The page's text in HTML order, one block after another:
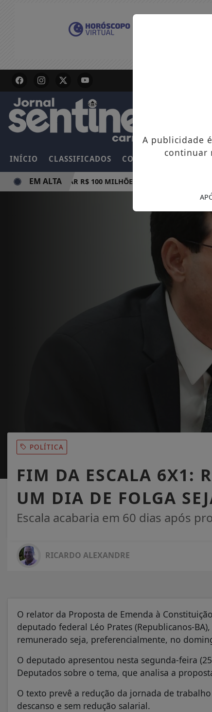
INÍCIO CLASSIFICADOS COLUNAS
E PODE PAGAR R$ 100 MILHÕES NESTE DOMINGO
EM ALTA
POLÍTICA
FIM DA ESCALA 6X1:
UM DIA DE FOLGA
Escala acabaria em 60 dias após
RICARDO ALEXANDRE
O relator da Proposta de Emenda à
deputado federal Léo Prates (Republicanos-
remunerado seja, preferencialmente, no
O deputado apresentou nesta segunda-feira
Deputados sobre o tema, que analisa a
O texto prevê a redução da jornada de
descanso e sem redução salarial.
A publicidade
continuar